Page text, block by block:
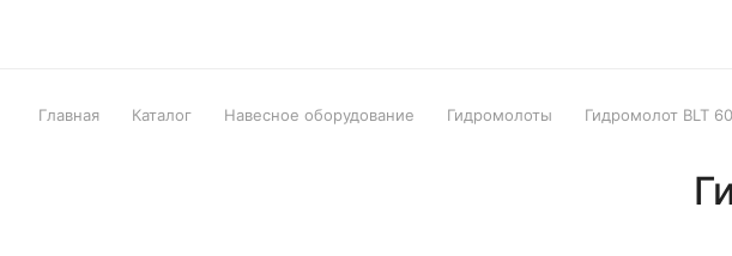
Главная Каталог Навесное оборудование Гидромолоты Гидромолот BLT 60